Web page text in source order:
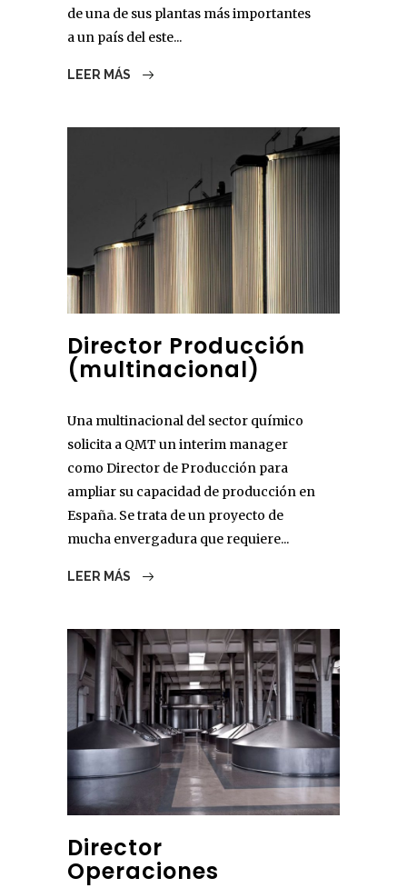
de una de sus plantas más importantes
a un país del este...
LEER MÁS
Director Producción
(multinacional)
Una multinacional del sector químico
solicita a QMT un interim manager
como Director de Producción para
ampliar su capacidad de producción en
España. Se trata de un proyecto de
mucha envergadura que requiere...
LEER MÁS
Director
Operaciones